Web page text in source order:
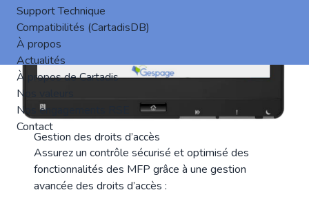
Support Technique
Compatibilités (CartadisDB)
À propos
Actualités
À propos de Cartadis
Nos valeurs
Nos engagements RSE
Contact
Gestion des droits d’accès
Assurez un contrôle sécurisé et optimisé des
fonctionnalités des MFP grâce à une gestion
avancée des droits d’accès :